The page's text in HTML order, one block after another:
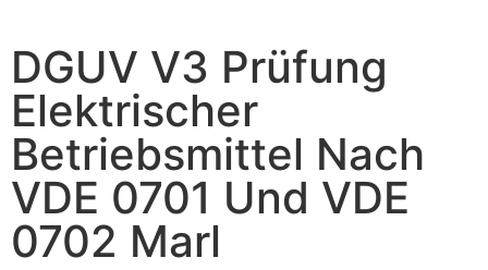
DGUV V3 Prüfung
Elektrischer
Betriebsmittel Nach
VDE 0701 Und VDE
0702 Marl